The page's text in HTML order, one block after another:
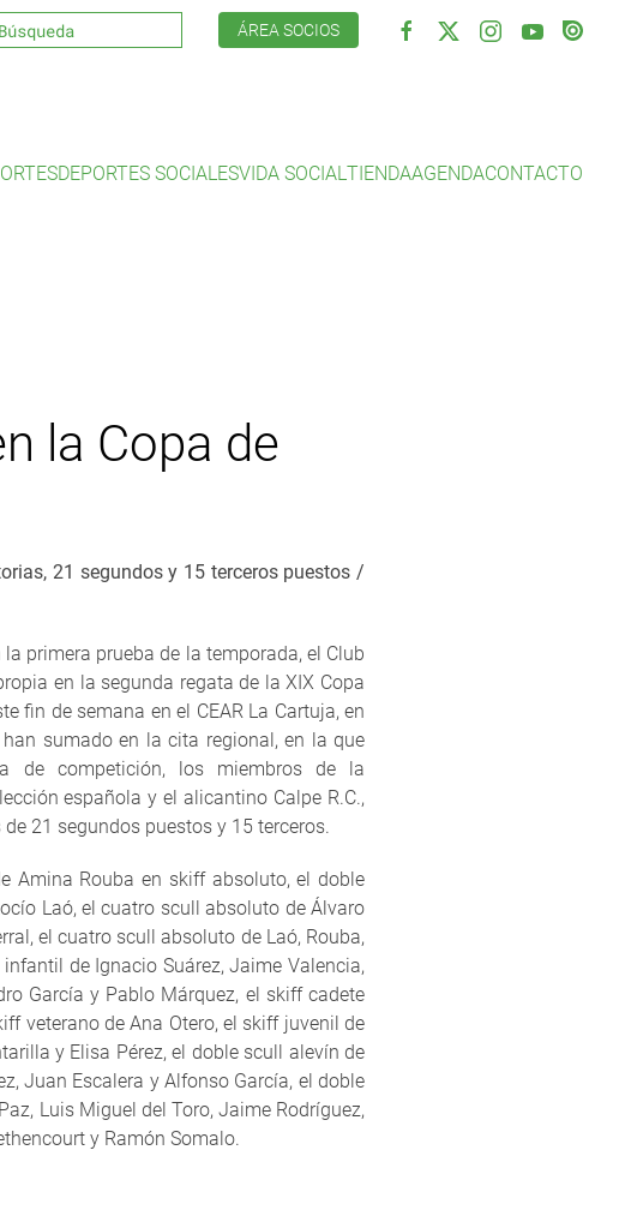
ÁREA SOCIOS
DEPORTES SOCIALESVIDA SOCIALTIENDAAGENDACONTACTO
la Copa de
21 segundos y 15 terceros puestos /
primera prueba de la temporada, el Club
en la segunda regata de la XIX Copa
fin de semana en el CEAR La Cartuja, en
sumado en la cita regional, en la que
de competición, los miembros de la
española y el alicantino Calpe R.C.,
21 segundos puestos y 15 terceros.
Amina Rouba en skiff absoluto, el doble
Laó, el cuatro scull absoluto de Álvaro
el cuatro scull absoluto de Laó, Rouba,
de Ignacio Suárez, Jaime Valencia,
García y Pablo Márquez, el skiff cadete
veterano de Ana Otero, el skiff juvenil de
y Elisa Pérez, el doble scull alevín de
Juan Escalera y Alfonso García, el doble
Luis Miguel del Toro, Jaime Rodríguez,
y Ramón Somalo.